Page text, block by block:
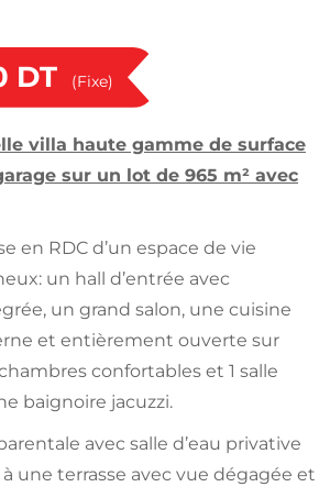
DT (Fixe)
villa haute gamme de surface
sur un lot de 965 m² avec
en RDC d’un espace de vie
un hall d’entrée avec
un grand salon, une cuisine
et entièrement ouverte sur
confortables et 1 salle
baignoire jacuzzi.
avec salle d’eau privative
une terrasse avec vue dégagée et